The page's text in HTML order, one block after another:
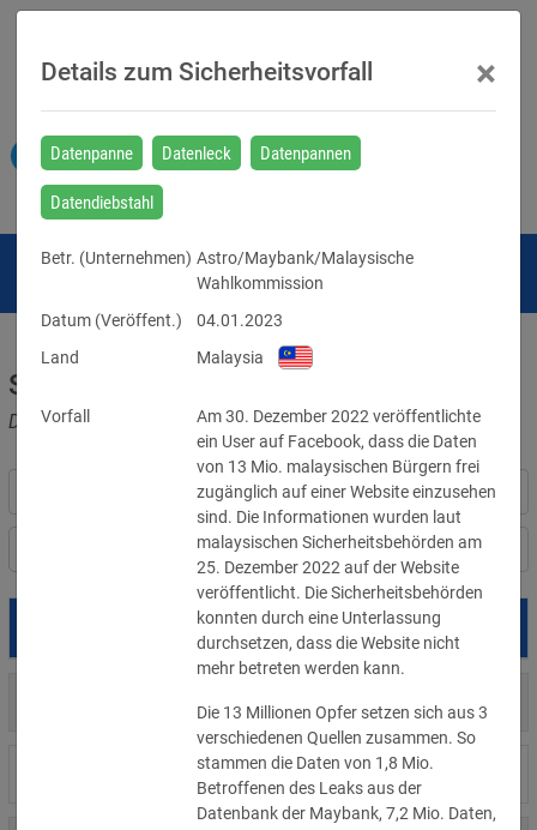
Sicherheitsvorfälle
Datenpannen, Cyber-Angriffe und Schwachstellen
Länderauswahl
Betroffene
Meta
Brown Health Medical Group-MA
Details zum Sicherheitsvorfall ×
Datenpanne Datenleck Datenpannen
Datendiebstahl
Betr. (Unternehmen) Astro/Maybank/Malaysische
Wahlkommission
Datum (Veröffent.)
04.01.2023
Land
Malaysia
Vorfall
Am 30. Dezember 2022 veröffentlichte
ein User auf Facebook, dass die Daten
von 13 Mio. malaysischen Bürgern frei
zugänglich auf einer Website einzusehen
sind. Die Informationen wurden laut
malaysischen Sicherheitsbehörden am
25. Dezember 2022 auf der Website
veröffentlicht. Die Sicherheitsbehörden
konnten durch eine Unterlassung
durchsetzen, dass die Website nicht
mehr betreten werden kann.
Die 13 Millionen Opfer setzen sich aus 3
verschiedenen Quellen zusammen. So
stammen die Daten von 1,8 Mio.
Betroffenen des Leaks aus der
Datenbank der Maybank, 7,2 Mio. Daten,